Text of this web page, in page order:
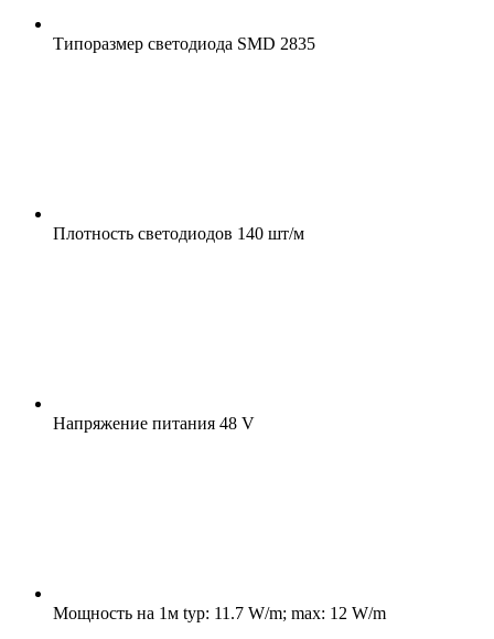
Типоразмер светодиода SMD 2835
Плотность светодиодов 140 шт/м
Напряжение питания 48 V
Мощность на 1м typ: 11.7 W/m; max: 12 W/m